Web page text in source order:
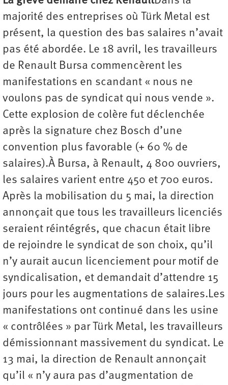
majorité des entreprises où Türk Metal est
présent, la question des bas salaires n’avait
pas été abordée. Le 18 avril, les travailleurs
de Renault Bursa commencèrent les
manifestations en scandant « nous ne
voulons pas de syndicat qui nous vende ».
Cette explosion de colère fut déclenchée
après la signature chez Bosch d’une
convention plus favorable (+ 60 % de
salaires).À Bursa, à Renault, 4 800 ouvriers,
les salaires varient entre 450 et 700 euros.
Après la mobilisation du 5 mai, la direction
annonçait que tous les travailleurs licenciés
seraient réintégrés, que chacun était libre
de rejoindre le syndicat de son choix, qu’il
n’y aurait aucun licenciement pour motif de
syndicalisation, et demandait d’attendre 15
jours pour les augmentations de salaires.Les
manifestations ont continué dans les usine
« contrôlées » par Türk Metal, les travailleurs
démissionnant massivement du syndicat. Le
13 mai, la direction de Renault annonçait
qu’il « n’y aura pas d’augmentation de